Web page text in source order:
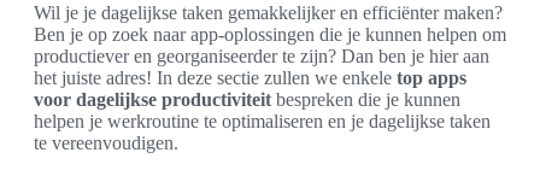
Wil je je dagelijkse taken gemakkelijker en efficiënter maken?
Ben je op zoek naar app-oplossingen die je kunnen helpen om
productiever en georganiseerder te zijn? Dan ben je hier aan
het juiste adres! In deze sectie zullen we enkele top apps
voor dagelijkse productiviteit bespreken die je kunnen
helpen je werkroutine te optimaliseren en je dagelijkse taken
te vereenvoudigen.